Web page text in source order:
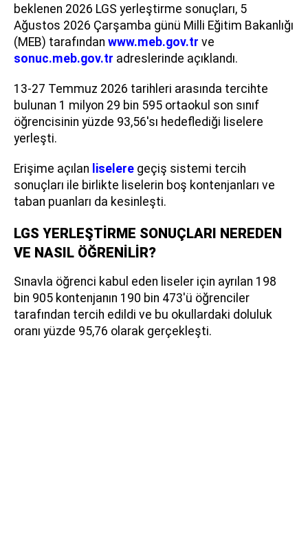
beklenen 2026 LGS yerleştirme sonuçları, 5
Ağustos 2026 Çarşamba günü Milli Eğitim Bakanlığı
(MEB) tarafından www.meb.gov.tr ve
sonuc.meb.gov.tr adreslerinde açıklandı.
13-27 Temmuz 2026 tarihleri arasında tercihte
bulunan 1 milyon 29 bin 595 ortaokul son sınıf
öğrencisinin yüzde 93,56'sı hedeflediği liselere
yerleşti.
Erişime açılan liselere geçiş sistemi tercih
sonuçları ile birlikte liselerin boş kontenjanları ve
taban puanları da kesinleşti.
LGS YERLEŞTİRME SONUÇLARI NEREDEN
VE NASIL ÖĞRENİLİR?
Sınavla öğrenci kabul eden liseler için ayrılan 198
bin 905 kontenjanın 190 bin 473'ü öğrenciler
tarafından tercih edildi ve bu okullardaki doluluk
oranı yüzde 95,76 olarak gerçekleşti.